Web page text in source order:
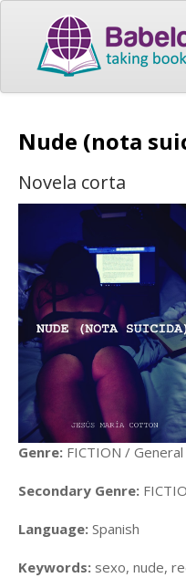
Nude (nota
Novela corta
Genre: FICTION / General
Secondary Genre:
Language: Spanish
Keywords: sexo, nude,